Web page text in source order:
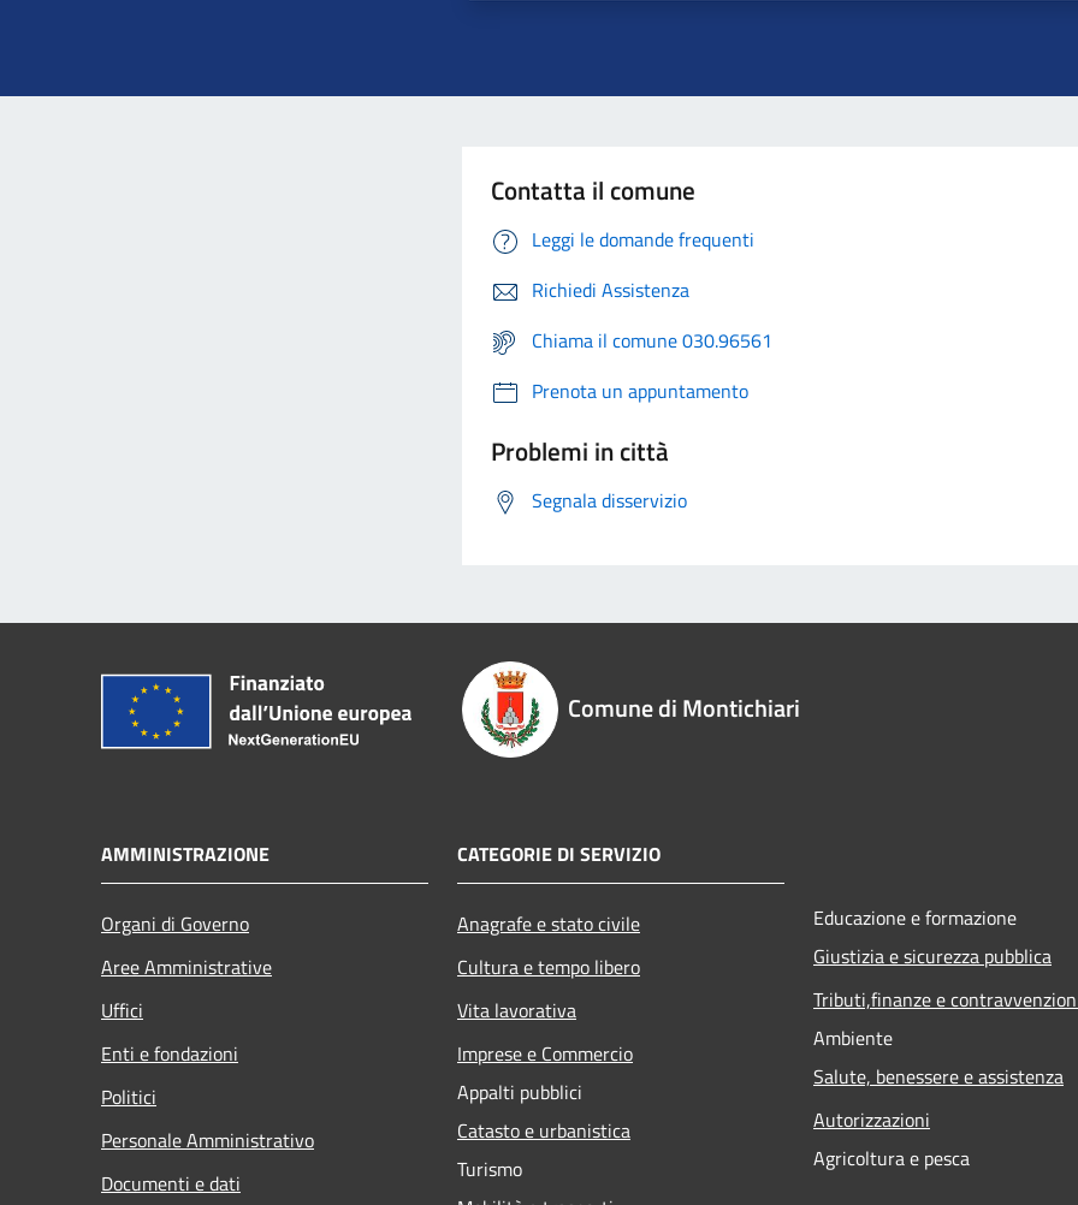
Contatta il comune
Leggi le domande frequenti
Richiedi Assistenza
Chiama il comune 030.96561
Prenota un appuntamento
Problemi in città
Segnala disservizio
Comune di Montichiari
AMMINISTRAZIONE
Organi di Governo
Aree Amministrative
Uffici
Enti e fondazioni
Politici
Personale Amministrativo
Documenti e dati
CATEGORIE DI SERVIZIO
Anagrafe e stato civile
Cultura e tempo libero
Vita lavorativa
Imprese e Commercio
Appalti pubblici
Catasto e urbanistica
Turismo
Educazione e formazione
Giustizia e sicurezza pubblica
Tributi,finanze e
Ambiente
Salute, benessere e assistenza
Autorizzazioni
Agricoltura e pesca